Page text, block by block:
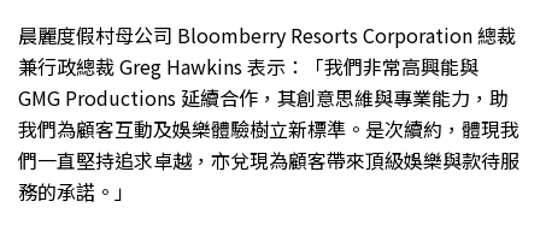
晨麗度假村母公司 Bloomberry Resorts Corporation 總裁
兼行政總裁 Greg Hawkins 表示：「我們非常高興能與
GMG Productions 延續合作，其創意思維與專業能力，助
我們為顧客互動及娛樂體驗樹立新標準。是次續約，體現我
們一直堅持追求卓越，亦兌現為顧客帶來頂級娛樂與款待服
務的承諾。」